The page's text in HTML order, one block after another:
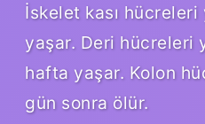
İskelet kası hücreleri
yaşar. Deri hücreleri
hafta yaşar. Kolon
gün sonra ölür.